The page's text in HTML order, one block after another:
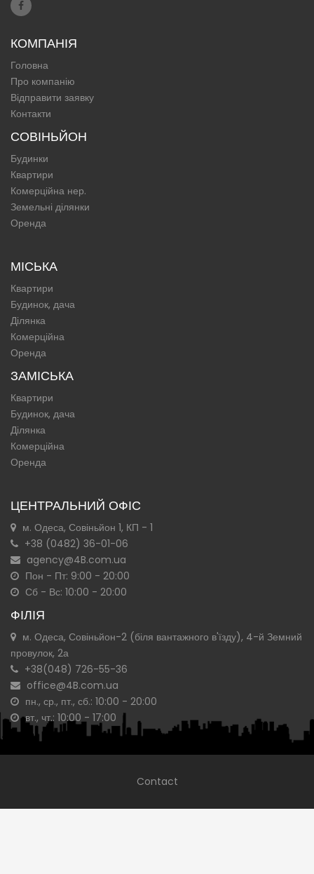
КОМПАНІЯ
Головна
Про компанію
Відправити заявку
Контакти
СОВІНЬЙОН
Будинки
Квартири
Комерційна нер.
Земельні ділянки
Оренда
МІСЬКА
Квартири
Будинок, дача
Ділянка
Комерційна
Оренда
ЗАМІСЬКА
Квартири
Будинок, дача
Ділянка
Комерційна
Оренда
ЦЕНТРАЛЬНИЙ ОФІС
м. Одеса, Совіньйон 1, КП - 1
+38 (0482) 36-01-06
agency@4B.com.ua
Пон - Пт: 9:00 - 20:00
Сб - Вс: 10:00 - 20:00
ФІЛІЯ
м. Одеса, Совіньйон-2 (біля вантажного в'їзду), 4-й Земний
провулок, 2а
+38(048) 726-55-36
office@4B.com.ua
пн., ср., пт., сб.: 10:00 - 20:00
вт., чт.: 10:00 - 17:00
Contact